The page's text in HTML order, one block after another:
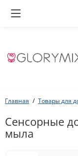
Главная Товары для
Сенсорные
мыла